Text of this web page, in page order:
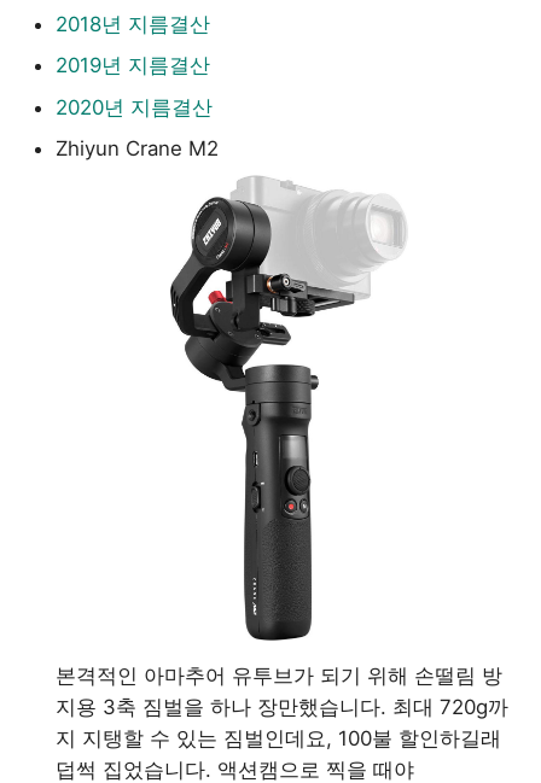
글레노키, 와나카
와나카에서 폭스빙하로
다시 크라이스트처치
에필로그
New-zealand Wide pictures
New Zealand Gallery
유럽 '07
Füssen, Schuwangau
Swiss #2
Romantic Paris #2
Romantic Paris #3
Romantic Paris #4
Astor Victoria in London
Europe Gallery
캐나다 워홀
09 항공권 구하기
11 밴쿠버 날아가기
13 밴프로 이동
14 Mt.Rundle 등산
15 into the Lakes
16 스노우보딩
17 만남, 그리고 이별
18 만남, 그리고 이별 2
19 다른 방으로 이동
2018년 지름결산
2019년 지름결산
2020년 지름결산
Zhiyun Crane M2
본격적인 아마추어 유투브가 되기 위해 손떨림 방
지용 3축 짐벌을 하나 장만했습니다. 최대 720g까
지 지탱할 수 있는 짐벌인데요, 100불 할인하길래
덥썩 집었습니다. 액션캠으로 찍을 때야